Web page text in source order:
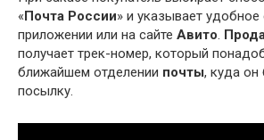
«Почта России» и указывает удобное
приложении или на сайте Авито.
получает трек-номер, который
ближайшем отделении почты, куда он
посылку.